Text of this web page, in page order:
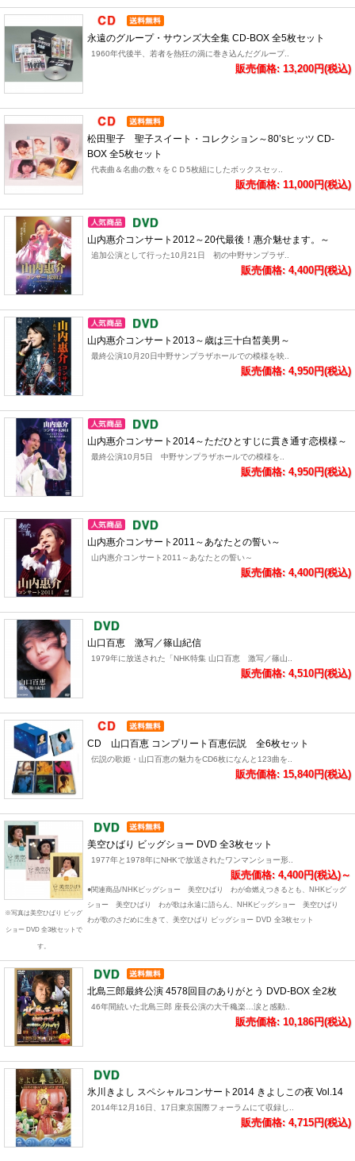
永遠のグループ・サウンズ大全集 CD-BOX 全5枚セット
1960年代後半、若者を熱狂の渦に巻き込んだグループ..
販売価格: 13,200円(税込)
松田聖子 聖子スイート・コレクション～80’sヒッツ CD-
BOX 全5枚セット
代表曲＆名曲の数々をＣＤ5枚組にしたボックスセッ..
販売価格: 11,000円(税込)
山内惠介コンサート2012～20代最後！惠介魅せます。～
追加公演として行った10月21日 初の中野サンプラザ..
販売価格: 4,400円(税込)
山内惠介コンサート2013～歳は三十白皙美男～
最終公演10月20日中野サンプラザホールでの模様を映..
販売価格: 4,950円(税込)
山内惠介コンサート2014～ただひとすじに貫き通す恋模様～
最終公演10月5日 中野サンプラザホールでの模様を..
販売価格: 4,950円(税込)
山内惠介コンサート2011～あなたとの誓い～
山内惠介コンサート2011～あなたとの誓い～
販売価格: 4,400円(税込)
山口百恵 激写／篠山紀信
1979年に放送された「NHK特集 山口百恵 激写／篠山..
販売価格: 4,510円(税込)
CD 山口百恵 コンプリート百恵伝説 全6枚セット
伝説の歌姫・山口百恵の魅力をCD6枚になんと123曲を..
販売価格: 15,840円(税込)
※写真は美空ひばり ビッグ
ショー DVD 全3枚セットで
す。
美空ひばり ビッグショー DVD 全3枚セット
1977年と1978年にNHKで放送されたワンマンショー形..
販売価格: 4,400円(税込)～
●関連商品/NHKビッグショー 美空ひばり わが命燃えつきるとも、NHKビッグ
ショー 美空ひばり わが歌は永遠に語らん、NHKビッグショー 美空ひばり
わが歌のさだめに生きて、美空ひばり ビッグショー DVD 全3枚セット
北島三郎最終公演 4578回目のありがとう DVD-BOX 全2枚
46年間続いた北島三郎 座長公演の大千穐楽…涙と感動..
販売価格: 10,186円(税込)
氷川きよし スペシャルコンサート2014 きよしこの夜 Vol.14
2014年12月16日、17日東京国際フォーラムにて収録し..
販売価格: 4,715円(税込)